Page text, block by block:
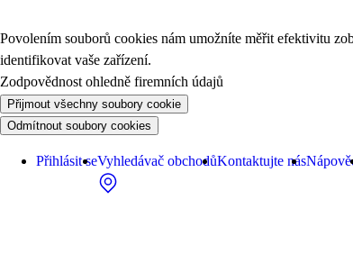
Povolením souborů cookies nám umožníte měřit efektivitu
identifikovat vaše zařízení.
Zodpovědnost ohledně firemních údajů
Přijmout všechny soubory cookie
Odmítnout soubory cookies
Přihlásit seVyhledávač obchodůKontaktujte nás